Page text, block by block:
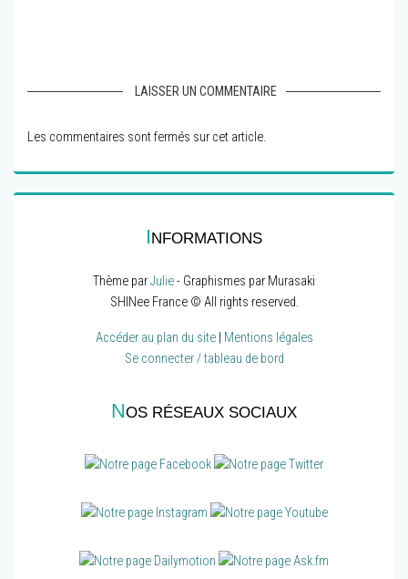
LAISSER UN COMMENTAIRE
Les commentaires sont fermés sur cet article.
INFORMATIONS
Thème parJulie- Graphismes par Murasaki
SHINee France © All rights reserved.
Accéder au plan du site| Mentions légales
Se connecter / tableau de bord
NOS RÉSEAUX SOCIAUX